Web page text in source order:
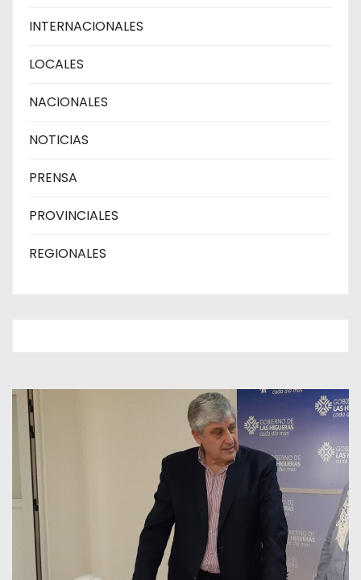
INTERNACIONALES
LOCALES
NACIONALES
NOTICIAS
PRENSA
PROVINCIALES
REGIONALES